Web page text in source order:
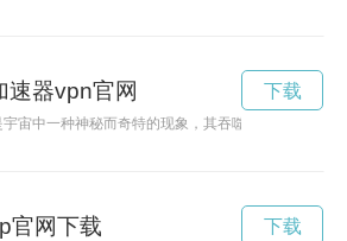
速器vpn官网
宙中一种神秘而奇特的现象，其吞噬一切的力量让
下载
官网下载 下载